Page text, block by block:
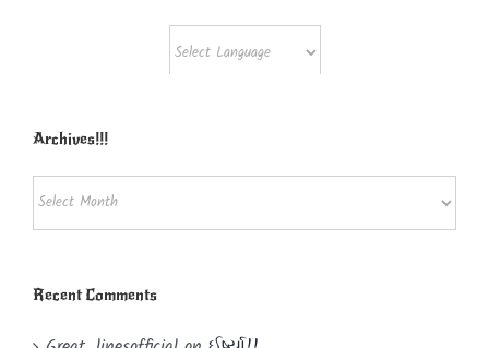
Archives!!!
Archives!!!
Recent Comments